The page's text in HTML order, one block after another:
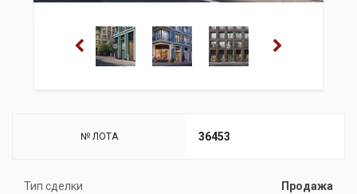
№ ЛОТА 36453
Тип сделки Продажа